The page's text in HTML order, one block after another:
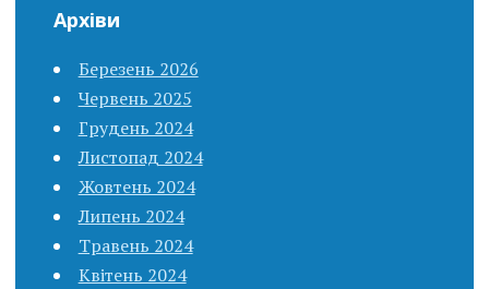
Архіви
Березень 2026
Червень 2025
Грудень 2024
Листопад 2024
Жовтень 2024
Липень 2024
Травень 2024
Квітень 2024